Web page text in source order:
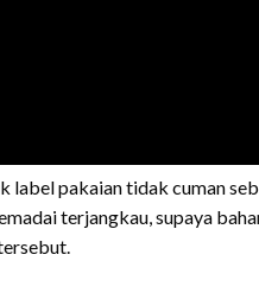
pakaian tidak cuman
terjangkau, supaya